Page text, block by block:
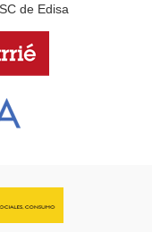
de Edisa